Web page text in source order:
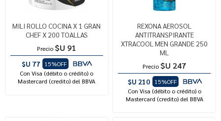
MILI ROLLO COCINA X 1 GRAN
CHEF X 200 TOALLAS
Precio $U 91
$U 77
15%OFF
Con Visa (débito o crédito) o
Mastercard (credito) del BBVA
REXONA AEROSOL
ANTITRANSPIRANTE
XTRACOOL MEN GRANDE 250
ML
Precio $U 247
$U 210
15%OFF
Con Visa (débito o crédito) o
Mastercard (credito) del BBVA